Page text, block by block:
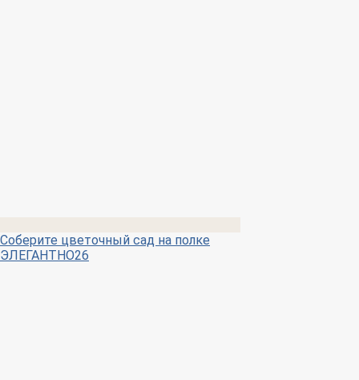
Соберите цветочный сад на полке
ЭЛЕГАНТНО26